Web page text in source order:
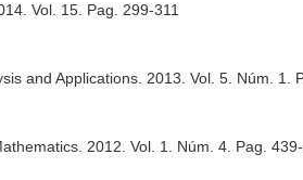
Vol. 15. Pag. 299-311
and Applications . 2013. Vol. 5. Núm. 1.
. 2012. Vol. 1. Núm. 4. Pag.